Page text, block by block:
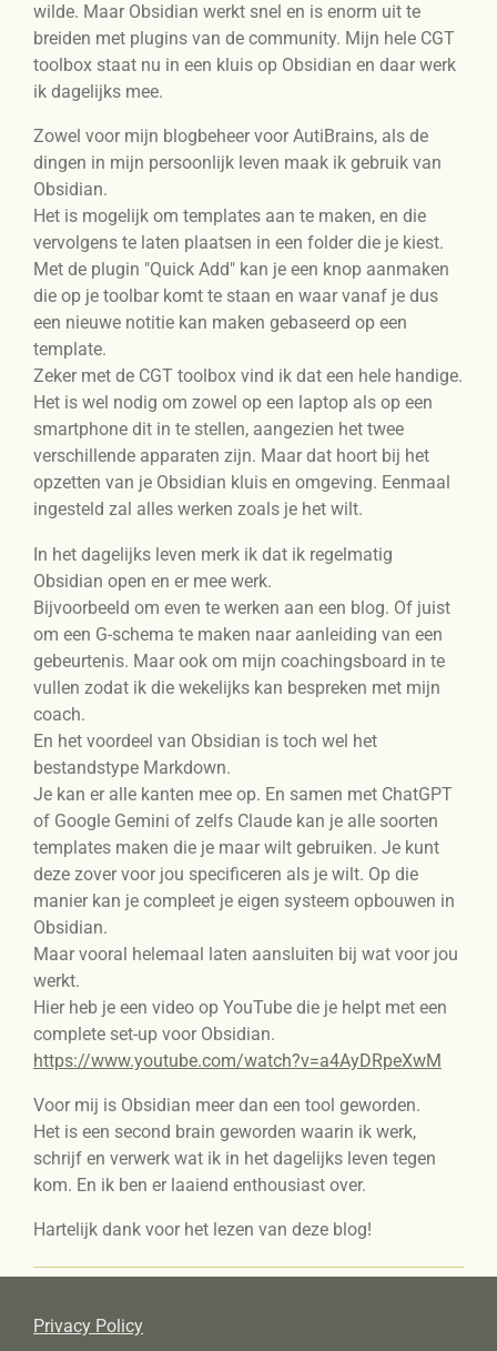
wilde. Maar Obsidian werkt snel en is enorm uit te
breiden met plugins van de community. Mijn hele CGT
toolbox staat nu in een kluis op Obsidian en daar werk
ik dagelijks mee.
Zowel voor mijn blogbeheer voor AutiBrains, als de
dingen in mijn persoonlijk leven maak ik gebruik van
Obsidian.
Het is mogelijk om templates aan te maken, en die
vervolgens te laten plaatsen in een folder die je kiest.
Met de plugin "Quick Add" kan je een knop aanmaken
die op je toolbar komt te staan en waar vanaf je dus
een nieuwe notitie kan maken gebaseerd op een
template.
Zeker met de CGT toolbox vind ik dat een hele handige.
Het is wel nodig om zowel op een laptop als op een
smartphone dit in te stellen, aangezien het twee
verschillende apparaten zijn. Maar dat hoort bij het
opzetten van je Obsidian kluis en omgeving. Eenmaal
ingesteld zal alles werken zoals je het wilt.
In het dagelijks leven merk ik dat ik regelmatig
Obsidian open en er mee werk.
Bijvoorbeeld om even te werken aan een blog. Of juist
om een G-schema te maken naar aanleiding van een
gebeurtenis. Maar ook om mijn coachingsboard in te
vullen zodat ik die wekelijks kan bespreken met mijn
coach.
En het voordeel van Obsidian is toch wel het
bestandstype Markdown.
Je kan er alle kanten mee op. En samen met ChatGPT
of Google Gemini of zelfs Claude kan je alle soorten
templates maken die je maar wilt gebruiken. Je kunt
deze zover voor jou specificeren als je wilt. Op die
manier kan je compleet je eigen systeem opbouwen in
Obsidian.
Maar vooral helemaal laten aansluiten bij wat voor jou
werkt.
Hier heb je een video op YouTube die je helpt met een
complete set-up voor Obsidian.
https://www.youtube.com/watch?v=a4AyDRpeXwM
Voor mij is Obsidian meer dan een tool geworden.
Het is een second brain geworden waarin ik werk,
schrijf en verwerk wat ik in het dagelijks leven tegen
kom. En ik ben er laaiend enthousiast over.
Hartelijk dank voor het lezen van deze blog!
Privacy Policy